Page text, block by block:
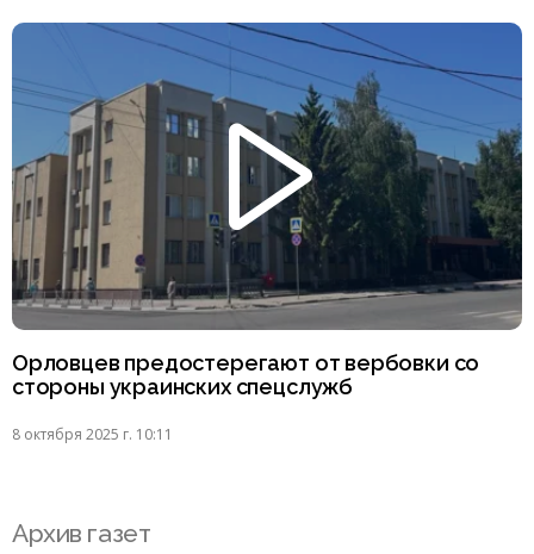
Орловцев предостерегают от вербовки со
стороны украинских спецслужб
8 октября 2025 г. 10:11
Архив газет